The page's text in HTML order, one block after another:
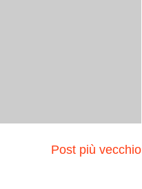
Post più vecchio